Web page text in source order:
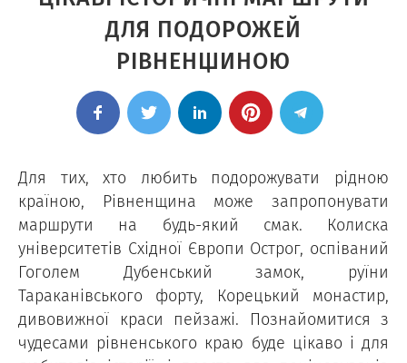
ДЛЯ ПОДОРОЖЕЙ
РІВНЕНЩИНОЮ
Для тих, хто любить подорожувати рідною
країною, Рівненщина може запропонувати
маршрути на будь-який смак. Колиска
університетів Східної Європи Острог, оспіваний
Гоголем Дубенський замок, руїни
Тараканівського форту, Корецький монастир,
дивовижної краси пейзажі. Познайомитися з
чудесами рівненського краю буде цікаво і для